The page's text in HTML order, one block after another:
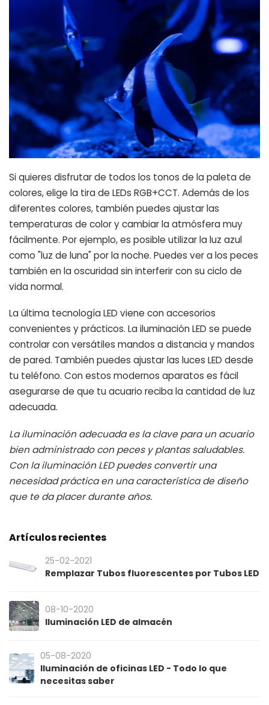
Si quieres disfrutar de todos los tonos de la paleta de
colores, elige la tira de LEDs RGB+CCT. Además de los
diferentes colores, también puedes ajustar las
temperaturas de color y cambiar la atmósfera muy
fácilmente. Por ejemplo, es posible utilizar la luz azul
como "luz de luna" por la noche. Puedes ver a los peces
también en la oscuridad sin interferir con su ciclo de
vida normal.
La última tecnología LED viene con accesorios
convenientes y prácticos. La iluminación LED se puede
controlar con versátiles mandos a distancia y mandos
de pared. También puedes ajustar las luces LED desde
tu teléfono. Con estos modernos aparatos es fácil
asegurarse de que tu acuario reciba la cantidad de luz
adecuada.
La iluminación adecuada es la clave para un acuario
bien administrado con peces y plantas saludables.
Con la iluminación LED puedes convertir una
necesidad práctica en una característica de diseño
que te da placer durante años.
Artículos recientes
25-02-2021
Remplazar Tubos fluorescentes por Tubos LED
08-10-2020
Iluminación LED de almacén
05-08-2020
Iluminación de oficinas LED - Todo lo que
necesitas saber